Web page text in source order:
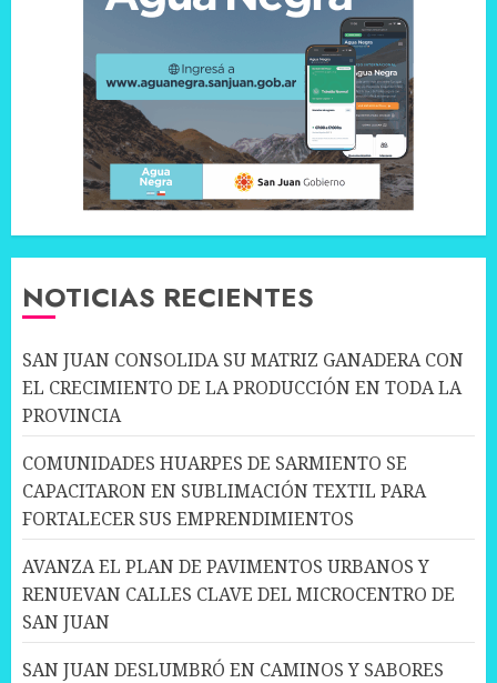
NOTICIAS RECIENTES
SAN JUAN CONSOLIDA SU MATRIZ GANADERA CON
EL CRECIMIENTO DE LA PRODUCCIÓN EN TODA LA
PROVINCIA
COMUNIDADES HUARPES DE SARMIENTO SE
CAPACITARON EN SUBLIMACIÓN TEXTIL PARA
FORTALECER SUS EMPRENDIMIENTOS
AVANZA EL PLAN DE PAVIMENTOS URBANOS Y
RENUEVAN CALLES CLAVE DEL MICROCENTRO DE
SAN JUAN
SAN JUAN DESLUMBRÓ EN CAMINOS Y SABORES